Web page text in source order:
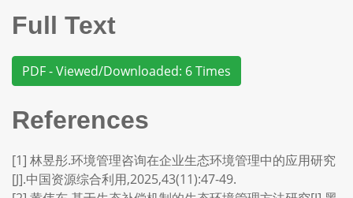
Full Text
PDF - Viewed/Downloaded: 6 Times
References
[1] 林昱彤.环境管理咨询在企业生态环境管理中的应用研究
[J].中国资源综合利用,2025,43(11):47-49.